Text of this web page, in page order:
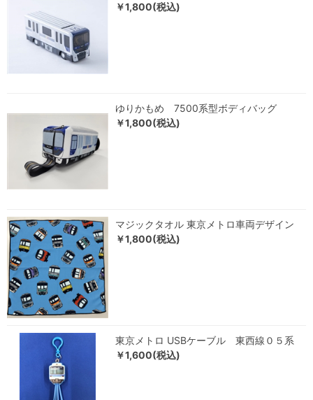
￥1,800(税込)
ゆりかもめ 7500系型ボディバッグ
￥1,800(税込)
マジックタオル 東京メトロ車両デザイン
￥1,800(税込)
東京メトロ USBケーブル 東西線０５系
￥1,600(税込)